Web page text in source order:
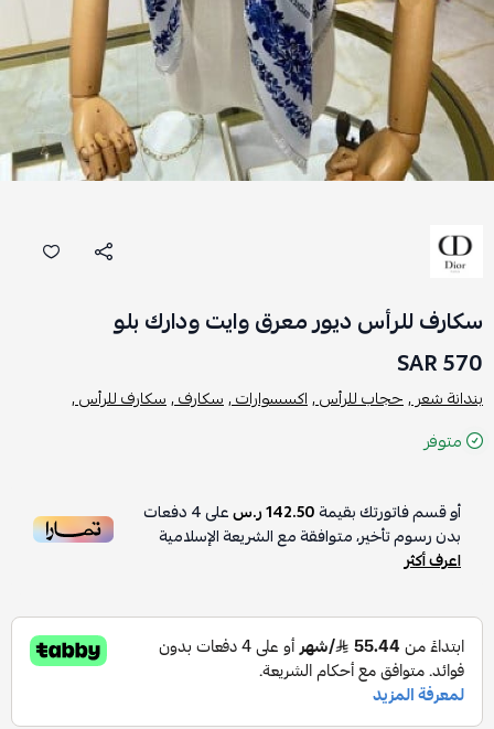
سكارف للرأس ديور معرق وايت ودارك بلو
570 SAR
بندانة شعر ,حجاب للرأس ,اكسسوارات ,سكارف ,سكارف للرأس ,
متوفر
أو قسم فاتورتك بقيمة142.50 ر.س على4دفعات
بدون رسوم تأخير، متوافقة مع الشريعة الإسلامية
اعرف أكثر